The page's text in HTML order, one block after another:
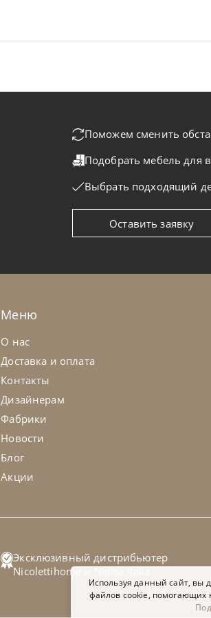
Cattelan Italia
Стол обеденный Papel Keramik
Поможем сменить
Подобрать мебель для
Выбрать подходящий
Оставить заявку
Меню
О нас
Доставка и оплата
Контакты
Дизайнерам
Фабрики
Новости
Блог
Акции
Эксклюзивный дистрибьютер
Nicolettihome
Используя данный сайт, вы
файлов cookie, помогающих